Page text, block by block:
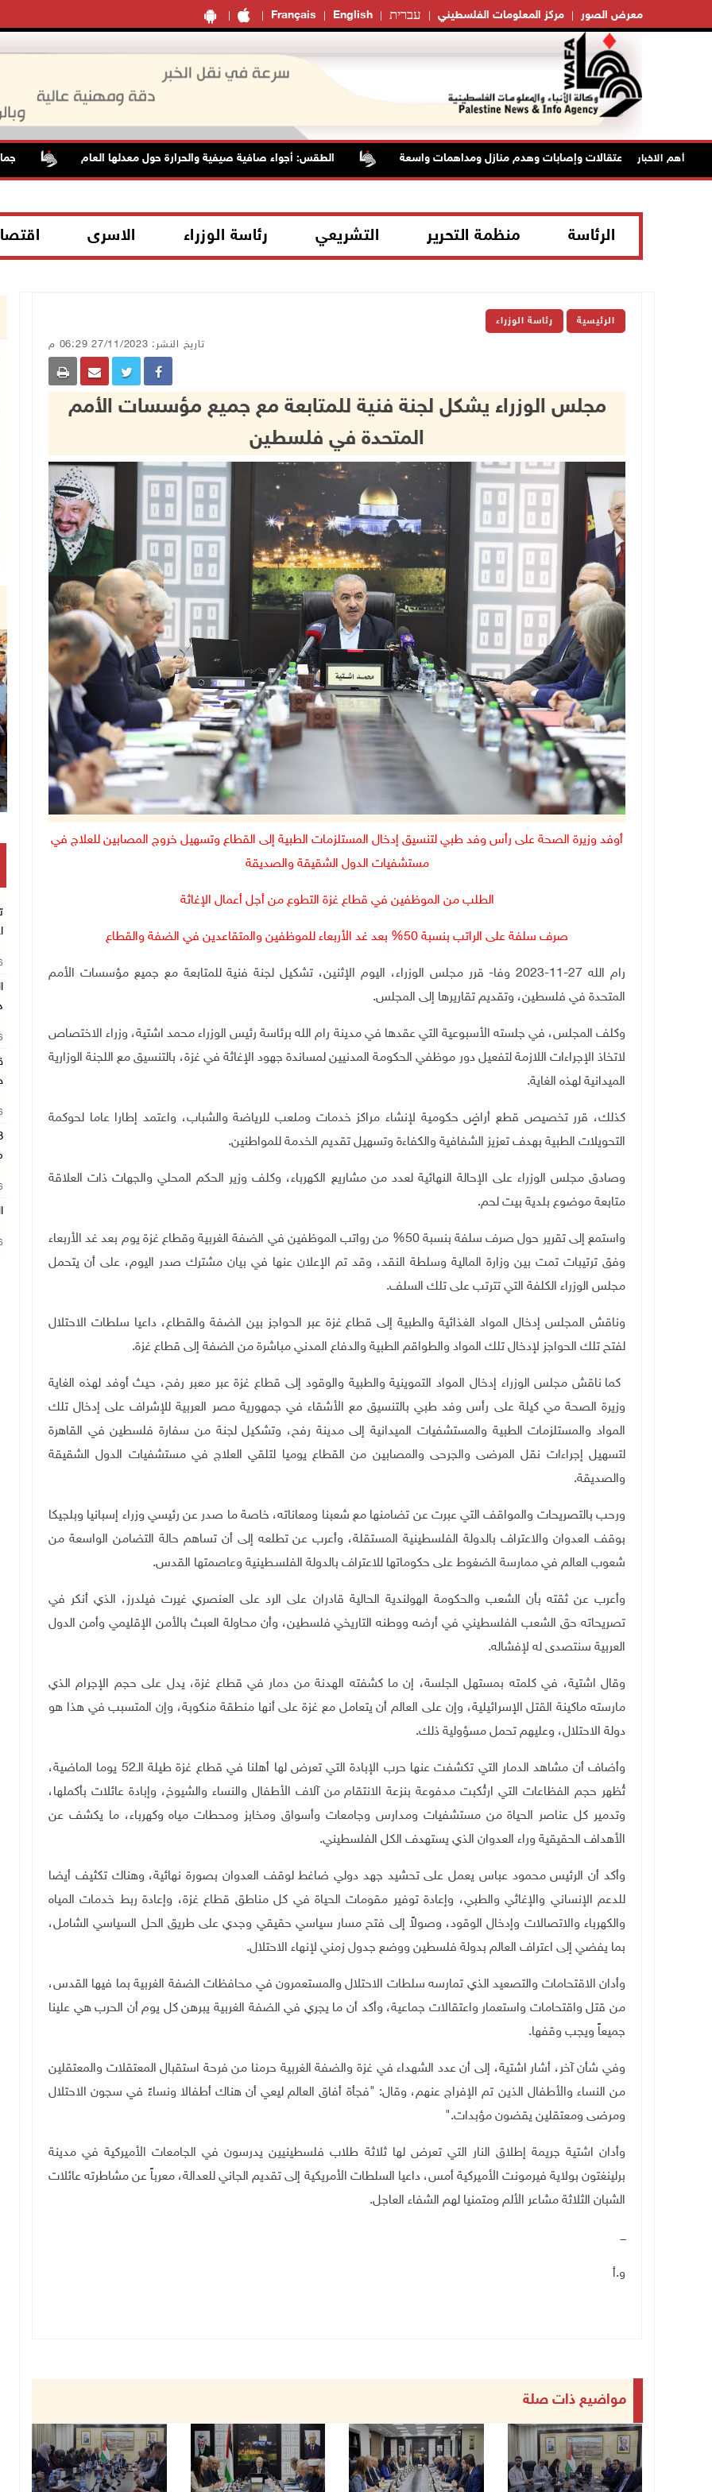
Français English עברית مركز المعلومات الفلسطيني معرض الصور
أهم الاخباراعتقالات وإصابات وهدم منازل ومداهمات واسعة الطقس: أجواء صافية صيفية والحرارة حول معدلها العام جماهير
الرئاسة منظمة التحرير التشريعي رئاسة الوزراء الاسرى
الرئيسية رئاسة الوزراء
تاريخ النشر: 27/11/2023 06:29 م
مجلس الوزراء يشكل لجنة فنية للمتابعة مع جميع مؤسسات الأمم
المتحدة في فلسطين
أوفد وزيرة الصحة على رأس وفد طبي لتنسيق إدخال المستلزمات الطبية إلى القطاع وتسهيل خروج المصابين للعلاج في
مستشفيات الدول الشقيقة والصديقة
الطلب من الموظفين في قطاع غزة التطوع من أجل أعمال الإغاثة
صرف سلفة على الراتب بنسبة 50% بعد غد الأربعاء للموظفين والمتقاعدين في الضفة والقطاع
رام الله 27-11-2023 وفا- قرر مجلس الوزراء، اليوم الإثنين، تشكيل لجنة فنية للمتابعة مع جميع مؤسسات الأمم
المتحدة في فلسطين، وتقديم تقاريرها إلى المجلس.
وكلف المجلس، في جلسته الأسبوعية التي عقدها في مدينة رام الله برئاسة رئيس الوزراء محمد اشتية، وزراء الاختصاص
لاتخاذ الإجراءات اللازمة لتفعيل دور موظفي الحكومة المدنيين لمساندة جهود الإغاثة في غزة، بالتنسيق مع اللجنة الوزارية
الميدانية لهذه الغاية.
كذلك، قرر تخصيص قطع أراضٍ حكومية لإنشاء مراكز خدمات وملعب للرياضة والشباب، واعتمد إطارا عاما لحوكمة
التحويلات الطبية بهدف تعزيز الشفافية والكفاءة وتسهيل تقديم الخدمة للمواطنين.
وصادق مجلس الوزراء على الإحالة النهائية لعدد من مشاريع الكهرباء، وكلف وزير الحكم المحلي والجهات ذات العلاقة
متابعة موضوع بلدية بيت لحم.
واستمع إلى تقرير حول صرف سلفة بنسبة 50% من رواتب الموظفين في الضفة الغربية وقطاع غزة يوم بعد غد الأربعاء
وفق ترتيبات تمت بين وزارة المالية وسلطة النقد، وقد تم الإعلان عنها في بيان مشترك صدر اليوم، على أن يتحمل
مجلس الوزراء الكلفة التي تترتب على تلك السلف.
وناقش المجلس إدخال المواد الغذائية والطبية إلى قطاع غزة عبر الحواجز بين الضفة والقطاع، داعيا سلطات الاحتلال
لفتح تلك الحواجز لإدخال تلك المواد والطواقم الطبية والدفاع المدني مباشرة من الضفة إلى قطاع غزة.
كما ناقش مجلس الوزراء إدخال المواد التموينية والطبية والوقود إلى قطاع غزة عبر معبر رفح، حيث أوفد لهذه الغاية
وزيرة الصحة مي كيلة على رأس وفد طبي بالتنسيق مع الأشقاء في جمهورية مصر العربية للإشراف على إدخال تلك
المواد والمستلزمات الطبية والمستشفيات الميدانية إلى مدينة رفح، وتشكيل لجنة من سفارة فلسطين في القاهرة
لتسهيل إجراءات نقل المرضى والجرحى والمصابين من القطاع يوميا لتلقي العلاج في مستشفيات الدول الشقيقة
والصديقة.
ورحب بالتصريحات والمواقف التي عبرت عن تضامنها مع شعبنا ومعاناته، خاصة ما صدر عن رئيسي وزراء إسبانيا وبلجيكا
بوقف العدوان والاعتراف بالدولة الفلسطينية المستقلة، وأعرب عن تطلعه إلى أن تساهم حالة التضامن الواسعة من
شعوب العالم في ممارسة الضغوط على حكوماتها للاعتراف بالدولة الفلسـطينية وعاصمتها القدس.
وأعرب عن ثقته بأن الشعب والحكومة الهولندية الحالية قادران على الرد على العنصري غيرت فيلدرز، الذي أنكر في
تصريحاته حق الشعب الفلسطيني في أرضه ووطنه التاريخي فلسطين، وأن محاولة العبث بالأمن الإقليمي وأمن الدول
العربية سنتصدى له لإفشاله.
وقال اشتية، في كلمته بمستهل الجلسة، إن ما كشفته الهدنة من دمار في قطاع غزة، يدل على حجم الإجرام الذي
مارسته ماكينة القتل الإسرائيلية، وإن على العالم أن يتعامل مع غزة على أنها منطقة منكوبة، وإن المتسبب في هذا هو
دولة الاحتلال، وعليهم تحمل مسؤولية ذلك.
وأضاف أن مشاهد الدمار التي تكشفت عنها حرب الإبادة التي تعرض لها أهلنا في قطاع غزة طيلة الـ52 يوما الماضية،
تُظهر حجم الفظاعات التي ارتُكبت مدفوعة بنزعة الانتقام من آلاف الأطفال والنساء والشيوخ، وإبادة عائلات بأكملها،
وتدمير كل عناصر الحياة من مستشفيات ومدارس وجامعات وأسواق ومخابز ومحطات مياه وكهرباء، ما يكشف عن
الأهداف الحقيقية وراء العدوان الذي يستهدف الكل الفلسطيني.
وأكد أن الرئيس محمود عباس يعمل على تحشيد جهد دولي ضاغط لوقف العدوان بصورة نهائية، وهناك تكثيف أيضا
للدعم الإنساني والإغاثي والطبي، وإعادة توفير مقومات الحياة في كل مناطق قطاع غزة، وإعادة ربط خدمات المياه
والكهرباء والاتصالات وإدخال الوقود، وصولاً إلى فتح مسار سياسي حقيقي وجدي على طريق الحل السياسي الشامل،
بما يفضي إلى اعتراف العالم بدولة فلسطين ووضع جدول زمني لإنهاء الاحتلال.
وأدان الاقتحامات والتصعيد الذي تمارسه سلطات الاحتلال والمستعمرون في محافظات الضفة الغربية بما فيها القدس،
من قتل واقتحامات واستعمار واعتقالات جماعية، وأكد أن ما يجري في الضفة الغربية يبرهن كل يوم أن الحرب هي علينا
جميعاً ويجب وقفها.
وفي شأن آخر، أشار اشتية، إلى أن عدد الشهداء في غزة والضفة الغربية حرمنا من فرحة استقبال المعتقلات والمعتقلين
من النساء والأطفال الذين تم الإفراج عنهم، وقال: "فجأة أفاق العالم ليعي أن هناك أطفالا ونساءً في سجون الاحتلال
ومرضى ومعتقلين يقضون مؤبدات".
وأدان اشتية جريمة إطلاق النار التي تعرض لها ثلاثة طلاب فلسطينيين يدرسون في الجامعات الأميركية في مدينة
برلينغتون بولاية فيرمونت الأميركية أمس، داعيا السلطات الأمريكية إلى تقديم الجاني للعدالة، معرباً عن مشاطرته عائلات
الشبان الثلاثة مشاعر الألم ومتمنيا لهم الشفاء العاجل.
ـــ
و.أ
مواضيع ذات صلة